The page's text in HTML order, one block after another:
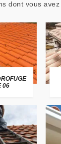
dont vous avez
06